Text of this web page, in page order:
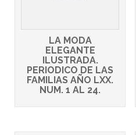
LA MODA
ELEGANTE
ILUSTRADA.
PERIODICO DE LAS
FAMILIAS AÑO LXX.
NUM. 1 AL 24.